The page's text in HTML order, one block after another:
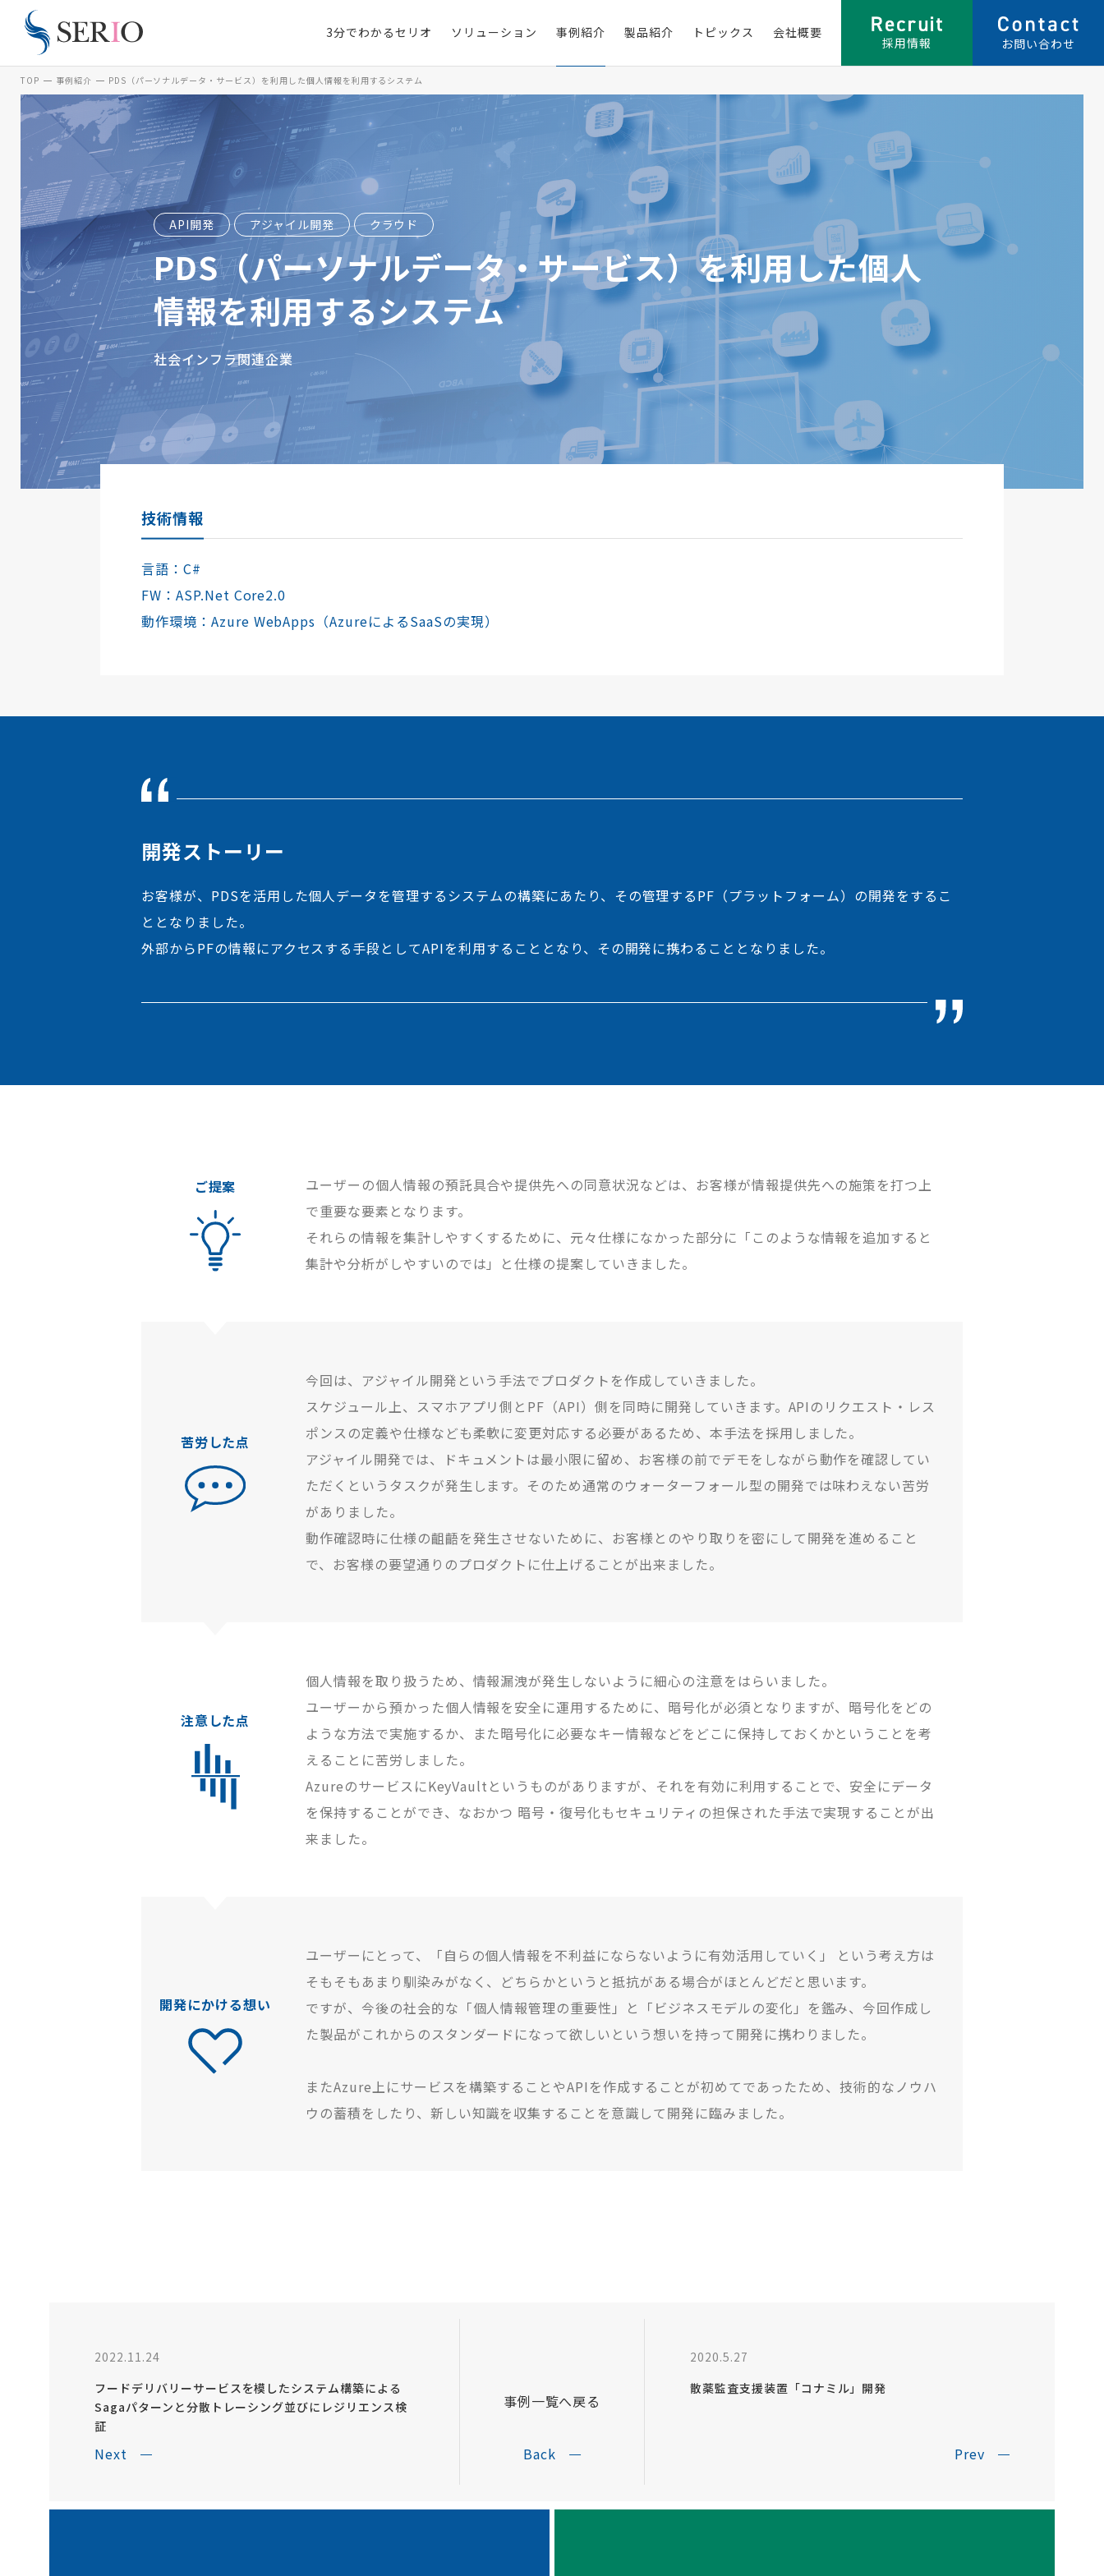
3分でわかるセリオ ソリューション 事例紹介 製品紹介 トピックス 会社概要
採用情報 お問い合わせ
TOP 事例紹介 PDS（パーソナルデータ・サービス）を利用した個人情報を利用するシステム
API開発 アジャイル開発 クラウド
PDS（パーソナルデータ・サービス）を利用した個人
情報を利用するシステム
社会インフラ関連企業
技術情報
言語：C#
FW：ASP.Net Core2.0
動作環境：Azure WebApps（AzureによるSaaSの実現）
開発ストーリー
お客様が、PDSを活用した個人データを管理するシステムの構築にあたり、その管理するPF（プラットフォーム）の開発をするこ
ととなりました。
外部からPFの情報にアクセスする手段としてAPIを利用することとなり、その開発に携わることとなりました。
ご提案
ユーザーの個人情報の預託具合や提供先への同意状況などは、お客様が情報提供先への施策を打つ上
で重要な要素となります。
それらの情報を集計しやすくするために、元々仕様になかった部分に「このような情報を追加すると
集計や分析がしやすいのでは」と仕様の提案していきました。
苦労した点
今回は、アジャイル開発という手法でプロダクトを作成していきました。
スケジュール上、スマホアプリ側とPF（API）側を同時に開発していきます。APIのリクエスト・レス
ポンスの定義や仕様なども柔軟に変更対応する必要があるため、本手法を採用しました。
アジャイル開発では、ドキュメントは最小限に留め、お客様の前でデモをしながら動作を確認してい
ただくというタスクが発生します。そのため通常のウォーターフォール型の開発では味わえない苦労
がありました。
動作確認時に仕様の齟齬を発生させないために、お客様とのやり取りを密にして開発を進めること
で、お客様の要望通りのプロダクトに仕上げることが出来ました。
注意した点
個人情報を取り扱うため、情報漏洩が発生しないように細心の注意をはらいました。
ユーザーから預かった個人情報を安全に運用するために、暗号化が必須となりますが、暗号化をどの
ような方法で実施するか、また暗号化に必要なキー情報などをどこに保持しておくかということを考
えることに苦労しました。
AzureのサービスにKeyVaultというものがありますが、それを有効に利用することで、安全にデータ
を保持することができ、なおかつ 暗号・復号化もセキュリティの担保された手法で実現することが出
来ました。
開発にかける想い
ユーザーにとって、「自らの個人情報を不利益にならないように有効活用していく」 という考え方は
そもそもあまり馴染みがなく、どちらかというと抵抗がある場合がほとんどだと思います。
ですが、今後の社会的な「個人情報管理の重要性」と「ビジネスモデルの変化」を鑑み、今回作成し
た製品がこれからのスタンダードになって欲しいという想いを持って開発に携わりました。
またAzure上にサービスを構築することやAPIを作成することが初めてであったため、技術的なノウハ
ウの蓄積をしたり、新しい知識を収集することを意識して開発に臨みました。
2022.11.24
フードデリバリーサービスを模したシステム構築による
Sagaパターンと分散トレーシング並びにレジリエンス検
証
Next
事例一覧へ戻る
Back
2020.5.27
散薬監査支援装置「コナミル」開発
Prev